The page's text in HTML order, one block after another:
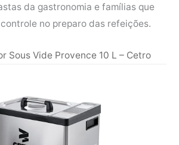
da gastronomia e famílias que
no preparo das refeições.
Sous Vide Provence 10 L – Cetro